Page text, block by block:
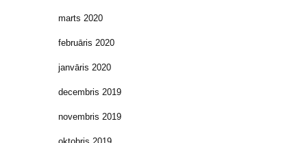
marts 2020
februāris 2020
janvāris 2020
decembris 2019
novembris 2019